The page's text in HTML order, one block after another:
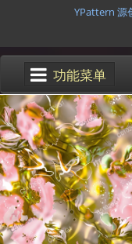
YPattern 源
功能菜单